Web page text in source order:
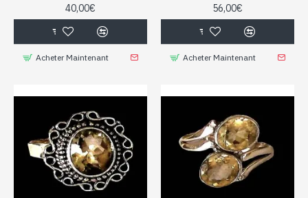
boucles d’oreilles colliers,pendentifs
etparures.
Messieurs, certains modèles de bagues sont mixtes, vous
aurez la possibilité de les retrouver dans notre collection
Vous ferez des envieuses et des envieux en portant l’un de
Faites votre choix parmi ces bagues
indiennes artisanales en argent et
citrine, bijoux de qualité
40,00€
Acheter Maintenant
56,00€
Acheter Maintenant